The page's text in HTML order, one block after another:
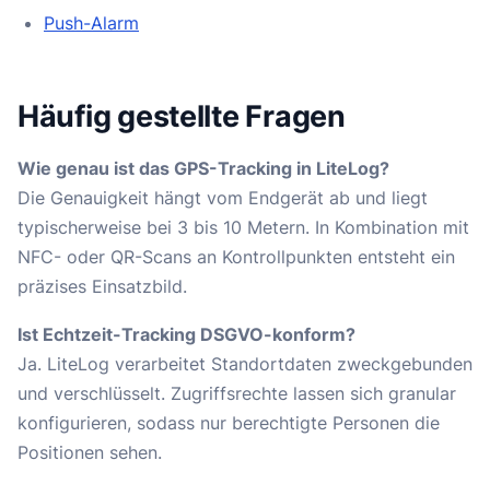
Push-Alarm
Häufig gestellte Fragen
Wie genau ist das GPS-Tracking in LiteLog?
Die Genauigkeit hängt vom Endgerät ab und liegt
typischerweise bei 3 bis 10 Metern. In Kombination mit
NFC- oder QR-Scans an Kontrollpunkten entsteht ein
präzises Einsatzbild.
Ist Echtzeit-Tracking DSGVO-konform?
Ja. LiteLog verarbeitet Standortdaten zweckgebunden
und verschlüsselt. Zugriffsrechte lassen sich granular
konfigurieren, sodass nur berechtigte Personen die
Positionen sehen.